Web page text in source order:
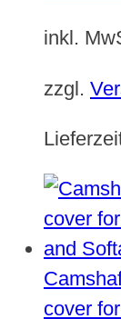
inkl.
zzgl.
cover